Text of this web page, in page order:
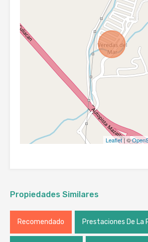
Leaflet| ©
Propiedades Similares
Recomendado Prestaciones De La